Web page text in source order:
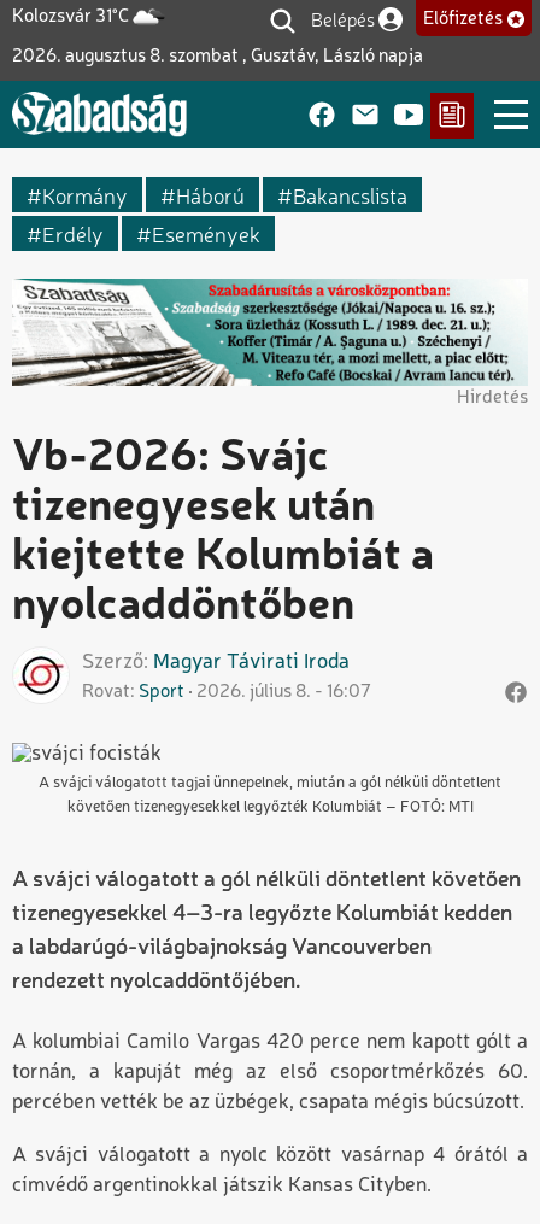
Ugrás
tartalomra
Kolozsvár 31°C
2026. augusztus 8. szombat , Gusztáv, László napja
Felhasználói fiók
Belépés Előfizetés
Kormány Háború
Bakancslista
Erdély
Események
Hirdetés
Vb-2026: Svájc
tizenegyesek után
kiejtette Kolumbiát a
nyolcaddöntőben
Szerző Magyar Távirati Iroda
Rovat Sport 2026. július 8. - 16:07
A svájci válogatott tagjai ünnepelnek, miután a gól nélküli döntetlent
követően tizenegyesekkel legyőzték Kolumbiát – FOTÓ: MTI
A svájci válogatott a gól nélküli döntetlent követően
tizenegyesekkel 4–3-ra legyőzte Kolumbiát kedden
a labdarúgó-világbajnokság Vancouverben
rendezett nyolcaddöntőjében.
A kolumbiai Camilo Vargas 420 perce nem kapott gólt a
tornán, a kapuját még az első csoportmérkőzés 60.
percében vették be az üzbégek, csapata mégis búcsúzott.
A svájci válogatott a nyolc között vasárnap 4 órától a
címvédő argentinokkal játszik Kansas Cityben.